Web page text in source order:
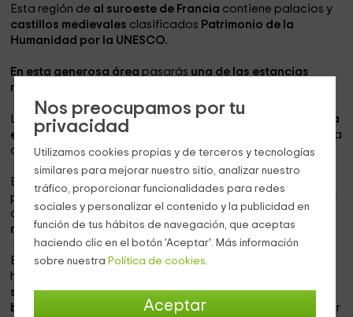
Nos preocupamos por tu
privacidad
Utilizamos cookies propias y de terceros y tecnologías
similares para mejorar nuestro sitio, analizar nuestro
tráfico, proporcionar funcionalidades para redes
sociales y personalizar el contenido y la publicidad en
función de tus hábitos de navegación, que aceptas
haciendo clic en el botón 'Aceptar'. Más información
sobre nuestra Política de cookies.
Aceptar
Esta región de al suroeste de Francia contiene palacios y
castillos medievales clasificados Patrimonio de la
Humanidad por la UNESCO.
En esta generosa área pasarás una de las estancias
rurales más dulces.
Lleva a toda tu familia contigo y ven a quedarte en
nuestra
encantadora cabaña en medio de la compañera
rodeada
de naturaleza y bellezaa 10Km de Sarlat.
Es una gran casa rural
que contiene un enorme jardín
privado bordeado de plantas. Está hecho para acomodar
a
una gran familia de 10 miembrosen un espaciode 140
m2 en 2 plantas.
En el jardín de árbolespuedes tumbarte en el césped y
hacer Yoga eligiendo
sillasse colocan en el césped para tu másbuena
barbacoa
bajo el sol, en el calor y fragante con el buen olor